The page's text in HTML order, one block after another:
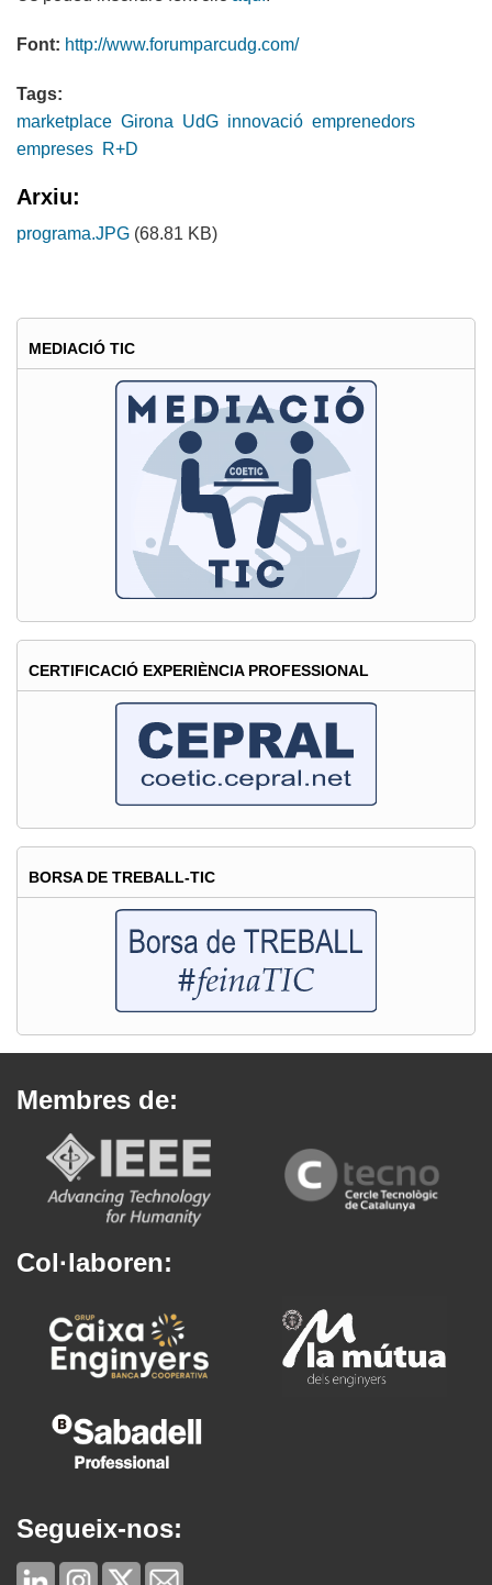
Font: http://www.forumparcudg.com/
Tags:
marketplace Girona UdG innovació emprenedors
empreses R+D
Arxiu:
programa.JPG (68.81 KB)
MEDIACIÓ TIC
CERTIFICACIÓ EXPERIÈNCIA PROFESSIONAL
BORSA DE TREBALL-TIC
Membres de:
Col·laboren:
Segueix-nos: